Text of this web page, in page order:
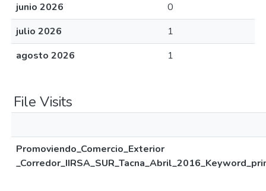
junio 2026
0
julio 2026
1
agosto 2026
1
File Visits
Promoviendo_Comercio_Exterior